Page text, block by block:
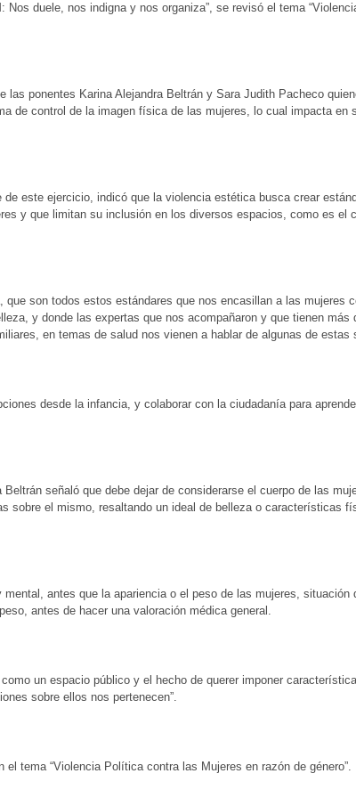
duele, nos indigna y nos organiza”, se revisó el tema
las ponentes Karina Alejandra Beltrán y Sara Judith Pacheco
de control de la imagen física de las mujeres, lo cual impacta en
de este ejercicio, indicó que la violencia estética busca crear
y que limitan su inclusión en los diversos espacios, como es el
que son todos estos estándares que nos encasillan a las mujeres
y donde las expertas que nos acompañaron y que tienen más
en temas de salud nos vienen a hablar de algunas de estas
desde la infancia, y colaborar con la ciudadanía para
señaló que debe dejar de considerarse el cuerpo de las
sobre el mismo, resaltando un ideal de belleza o características
antes que la apariencia o el peso de las mujeres, situación
antes de hacer una valoración médica general.
un espacio público y el hecho de querer imponer
sobre ellos nos pertenecen”.
tema “Violencia Política contra las Mujeres en razón de género”.